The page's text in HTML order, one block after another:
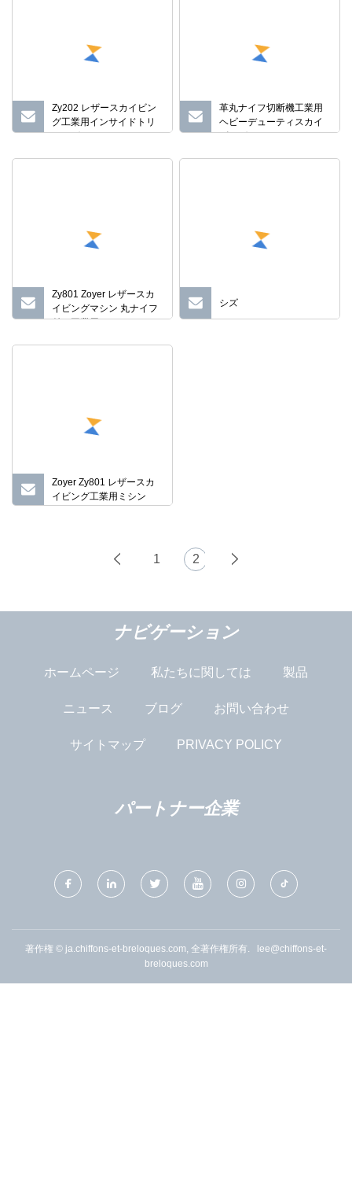
Zy202 レザースカイビン
グ工業用インサイドトリ
ミングマシン
革丸ナイフ切断機工業用
ヘビーデューティスカイ
ビングミシン
Zy801 Zoyer レザースカ
イビングマシン 丸ナイフ
付き工業用ミシン
シズ
Zoyer Zy801 レザースカ
イビング工業用ミシン
1 2
ナビゲーション
ホームページ 私たちに関しては 製品
ニュース ブログ お問い合わせ
サイトマップ PRIVACY POLICY
パートナー企業
著作権 © ja.chiffons-et-breloques.com, 全著作権所有. lee@chiffons-et-
breloques.com